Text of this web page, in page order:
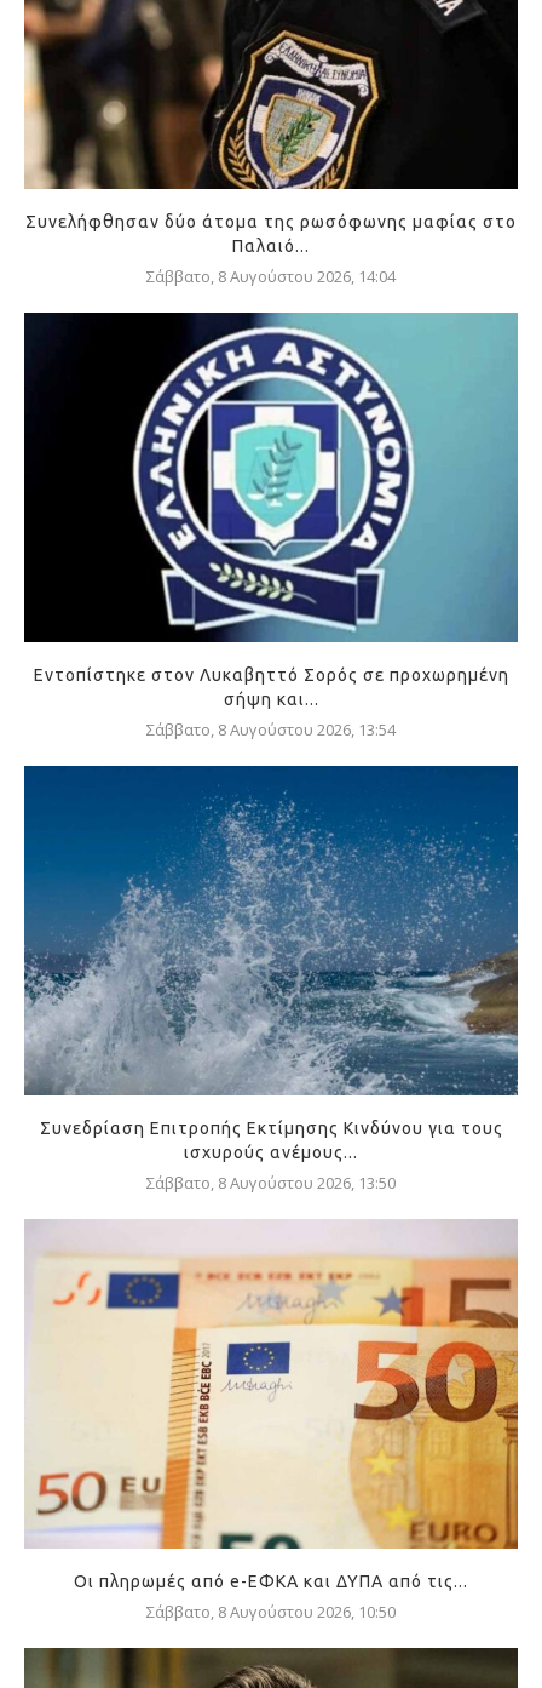
Συνελήφθησαν δύο άτομα της ρωσόφωνης μαφίας στο
Παλαιό...
Σάββατο, 8 Αυγούστου 2026, 14:04
Εντοπίστηκε στον Λυκαβηττό Σορός σε προχωρημένη
σήψη και...
Σάββατο, 8 Αυγούστου 2026, 13:54
Συνεδρίαση Επιτροπής Εκτίμησης Κινδύνου για τους
ισχυρούς ανέμους...
Σάββατο, 8 Αυγούστου 2026, 13:50
Οι πληρωμές από e-ΕΦΚΑ και ΔΥΠΑ από τις...
Σάββατο, 8 Αυγούστου 2026, 10:50